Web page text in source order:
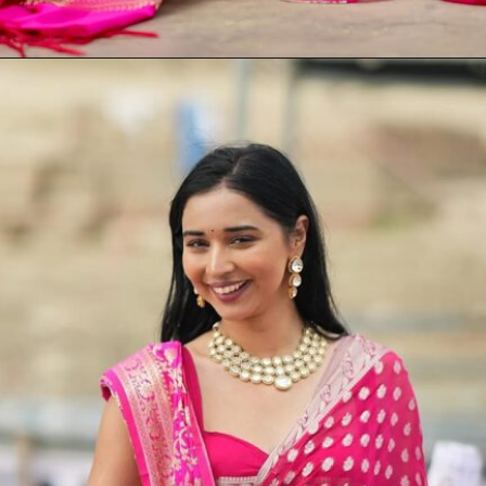
https://thehindinews.in/tanya-mittal-net-worth/